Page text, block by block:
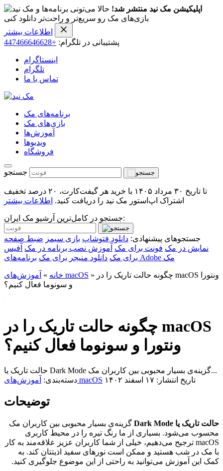
اپلیکیشن مک نید منتشر شد! حالا می‌تونی برنامه‌ها و
بازی‌های مک رو سریع‌تر و راحت‌تر دانلود کنی
اطلاعات بیشتر
پشتیبانی در تلگرام: +447466646628
اینستاگرام
تلگرام
تماس با ما
برنامه‌های مک
بازی‌های مک
آموزش‌ها
ویدیو‌ها
فروشگاه
جستجو
تا تاریخ ۳۰ مرداد ۱۴۰۵ با خرید هر گیفت‌کارت، ۲۰ درصد تخفیف
اشتراک اپ‌استور مک نید را دریافت کنید. اطلاعات بیشتر
جستجو در کامل‌ترین آرشیو مک ایران:
جستجوهای پیشنهادی: دانلود فتوشاپ بازی سیمز ضبط صفحه
نمایش در مک فونت برای مک آموزش نصب برنامه در مک آفیس
برای مک دانلود منیجر برای مک برنامه‌های Adobe مک
خانه » آموزش‌های macOS » چگونه حالت تاریک را در macOS ونتورا
و سونوما فعال کنیم؟
چگونه حالت تاریک را در macOS
ونتورا و سونوما فعال کنیم؟
حالت تاریک یا Dark Mode گزینه‌ی بسیار محبوبی بین کاربران مک...
دسته‌بندی: آموزش‌های macOS تاریخ انتشار: ۱۷ اسفند ۱۴۰۲
توضیحات
حالت تاریک یا Dark Mode
گزینه‌ی بسیار محبوبی بین کاربران مک
محسوب می‌شود. بسیاری از ما رنگ تیره را در محیط کاربری
macOS ترجیح می‌دهیم، خیلی از شما کاربران عزیز علاقه‌مند به کار
با مک در شب هستید و ممکن است نورهای سفید اذیتتان کند. به
کمک این آموزش می‌توانید به راحتی از این موضوع جلوگیری کنید.